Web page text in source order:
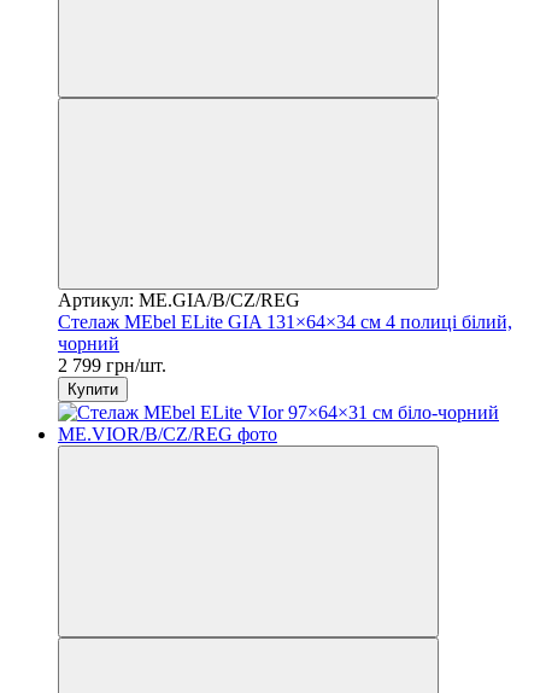
Артикул: ME.GIA/B/CZ/REG
Стелаж MEbel ELite GIA 131×64×34 см 4 полиці білий,
чорний
2 799 грн/шт.
Купити